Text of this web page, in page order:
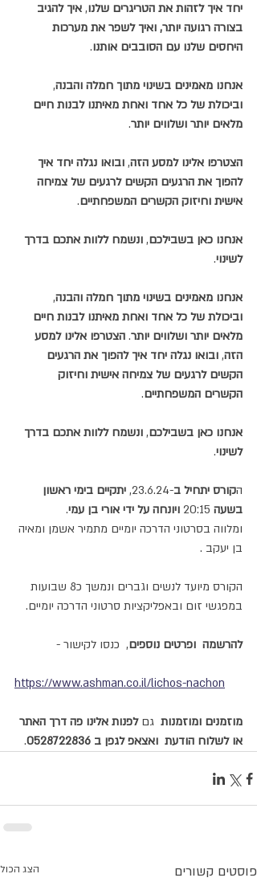
יחד איך לזהות את הטריגרים שלנו, איך להגיב
בצורה רגועה יותר, ואיך לשפר את מערכות
היחסים שלנו עם הסובבים אותנו.
אנחנו מאמינים בשינוי מתוך חמלה והבנה,
וביכולת של כל אחד ואחת מאיתנו לבנות חיים
מלאים יותר ושלווים יותר.
הצטרפו אלינו למסע הזה, ובואו נגלה יחד איך
להפוך את הרגעים הקשים לרגעים של צמיחה
אישית וחיזוק הקשרים המשפחתיים.
אנחנו כאן בשבילכם, ונשמח ללוות אתכם בדרך
לשינוי.
אנחנו מאמינים בשינוי מתוך חמלה והבנה,
וביכולת של כל אחד ואחת מאיתנו לבנות חיים
מלאים יותר ושלווים יותר. הצטרפו אלינו למסע
הזה, ובואו נגלה יחד איך להפוך את הרגעים
הקשים לרגעים של צמיחה אישית וחיזוק
הקשרים המשפחתיים.
אנחנו כאן בשבילכם, ונשמח ללוות אתכם בדרך
לשינוי.
הקורס יתחיל ב-23.6.24,
יתקיים בימי ראשון
בשעה
ויונחה על ידי אורי בן עמי.
ומלווה בסרטוני הדרכה יומיים מתמיר אשמן ומאיה
בן יעקב .
הקורס מיועד לנשים וגברים ונמשך כ8 שבועות
במפגשי זום ובאפליקציות סרטוני הדרכה יומיים.
להרשמה  ופרטים נוספים,  כנסו לקישור -
https://www.ashman.co.il/lichos-nachon
מוזמנים ומוזמנות גם לפנות אלינו פה דרך האתר
או לשלוח הודעת  ואצאפ לגפן ב 0528722836
.
פוסטים קשורים הצג הכול